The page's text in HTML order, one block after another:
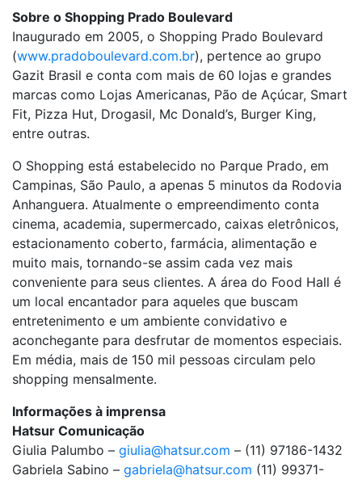
Sobre o Shopping Prado Boulevard
Inaugurado em 2005, o Shopping Prado Boulevard
(www.pradoboulevard.com.br), pertence ao grupo
Gazit Brasil e conta com mais de 60 lojas e grandes
marcas como Lojas Americanas, Pão de Açúcar, Smart
Fit, Pizza Hut, Drogasil, Mc Donald’s, Burger King,
entre outras.
O Shopping está estabelecido no Parque Prado, em
Campinas, São Paulo, a apenas 5 minutos da Rodovia
Anhanguera. Atualmente o empreendimento conta
cinema, academia, supermercado, caixas eletrônicos,
estacionamento coberto, farmácia, alimentação e
muito mais, tornando-se assim cada vez mais
conveniente para seus clientes. A área do Food Hall é
um local encantador para aqueles que buscam
entretenimento e um ambiente convidativo e
aconchegante para desfrutar de momentos especiais.
Em média, mais de 150 mil pessoas circulam pelo
shopping mensalmente.
Informações à imprensa
Hatsur Comunicação
Giulia Palumbo – giulia@hatsur.com – (11) 97186-1432
Gabriela Sabino – gabriela@hatsur.com (11) 99371-